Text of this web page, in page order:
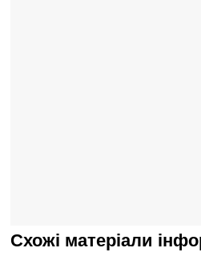
Схожі матеріали